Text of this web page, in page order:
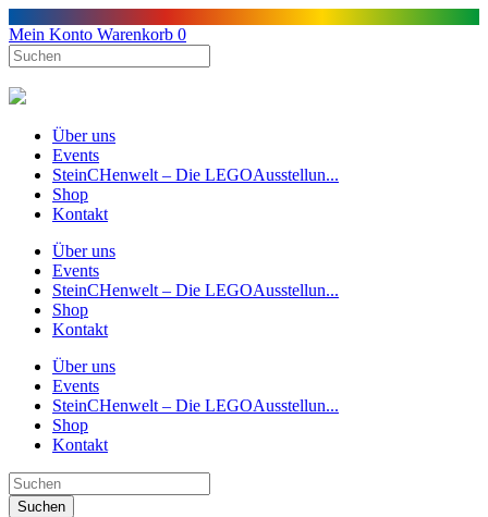
Mein Konto Warenkorb 0
Über uns
Events
SteinCHenwelt – Die LEGOAusstellun...
Shop
Kontakt
Über uns
Events
SteinCHenwelt – Die LEGOAusstellun...
Shop
Kontakt
Über uns
Events
SteinCHenwelt – Die LEGOAusstellun...
Shop
Kontakt
Suchen